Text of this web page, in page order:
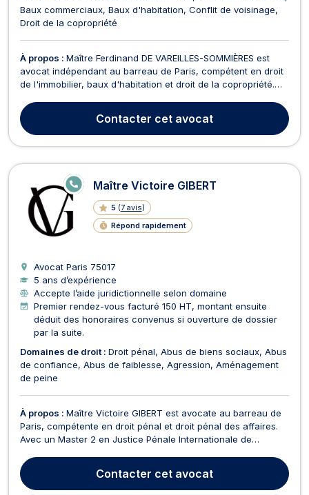
Baux commerciaux Baux d'habitation Conflit de voisinage
Droit de la copropriété
À propos : Maître Ferdinand DE VAREILLES-SOMMIÈRES est
avocat indépendant au barreau de Paris, compétent en droit
de l'immobilier, baux d'habitation et droit de la copropriété.
particuliers, entreprises et institutions dans leurs démarches
juridiques liées à l'immobilier. En droi...
Contacter cet avocat
Maître Victoire GIBERT
5 (7 avis)
Répond rapidement
E
N
LI
G
E
Avocat Paris 75017
5 ans d’expérience
Accepte l’aide juridictionnelle selon domaine
Premier rendez-vous facturé 150 HT, montant ensuite
déduit des honoraires convenus si ouverture de dossier
par la suite.
Domaines de droit : Droit pénal Abus de biens sociaux Abus
de confiance Abus de faiblesse Agression Aménagement
de peine
À propos : Maître Victoire GIBERT est avocate au barreau de
Paris, compétente en droit pénal et droit pénal des affaires.
Avec un Master 2 en Justice Pénale Internationale de
expérience au sein de cabinets d’avocats renommés à Paris.
Passionnée par son métier, Maître GIBERT a...
Contacter cet avocat